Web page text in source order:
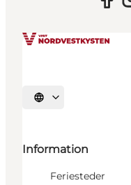
Vælg sprog
Information
Feriesteder